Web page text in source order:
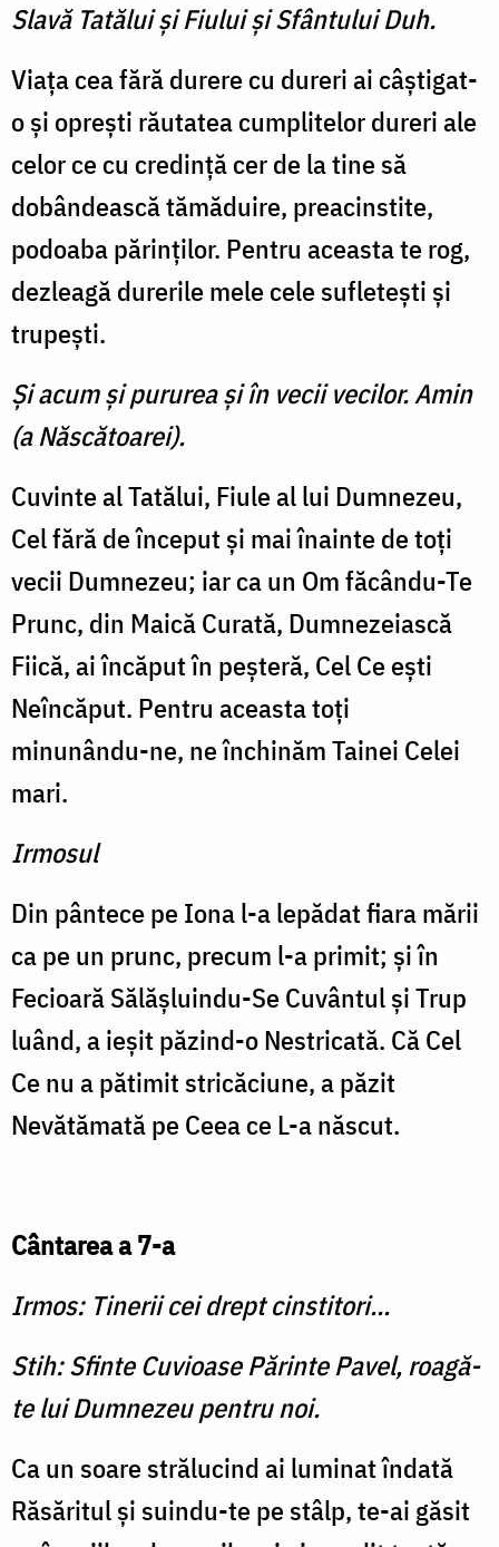
Slavă Tatălui şi Fiului şi Sfântului Duh.
Viaţa cea fără durere cu du­reri ai câştigat-
o şi opreşti răutatea cumplitelor dureri ale
celor ce cu credinţă cer de la tine să
dobândească tămăduire, preacinstite,
podoaba părinţi­lor. Pentru aceasta te rog,
dez­leagă durerile mele cele sufle­teşti şi
trupeşti.
Şi acum şi pururea şi în vecii vecilor. Amin
(a Născătoarei).
Cuvinte al Tatălui, Fiule al lui Dumnezeu,
Cel fără de început şi mai înainte de toţi
vecii Dumnezeu; iar ca un Om făcându-Te
Prunc, din Maică Curată, Dumnezeiască
Fiică, ai încăput în peşteră, Cel Ce eşti
Neîncăput. Pentru aceasta toţi
minunându-ne, ne închinăm Tainei Celei
mari.
Irmosul
Din pântece pe Iona l-a lepădat fiara mării
ca pe un prunc, precum l-a primit; şi în
Fecioară Sălăşluindu-Se Cuvântul şi Trup
luând, a ieşit păzind-o Nestricată. Că Cel
Ce nu a pătimit stricăciune, a păzit
Nevătămată pe Ceea ce L-a născut.
Cântarea a 7-a
Irmos: Tinerii cei drept cinstitori...
Stih: Sfinte Cuvioase Părinte Pavel, roagă-
te lui Dumnezeu pentru noi.
Ca un soare strălucind ai luminat îndată
Răsăritul şi suindu-te pe stâlp, te-ai găsit